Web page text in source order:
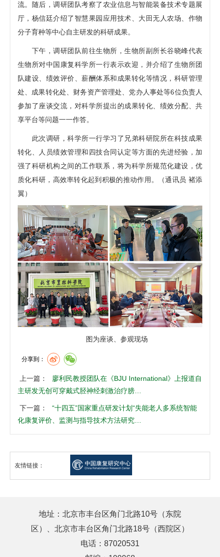
流。随后，调研团队考察了农业信息与智能装备技术专题展
厅，杨信廷介绍了智慧果园应用技术、大田无人农场、作物
分子育种等中心自主研发的科研成果。
下午，调研团队前往生物所，生物所副所长谷晓峰代表
生物所对中国康复科学所一行表示欢迎，并介绍了生物所团
队建设、绩效评价、薪酬体系和成果转化等情况，科研管理
处、成果转化处、财务资产管理处、党办人事处等6位负责人
参加了座谈交流，对科学所提出的成果转化、绩效分配、共
享平台等问题一一作答。
此次调研，科学所一行学习了兄弟科研院所在科技成果
转化、人员绩效管理和四技合同认定等方面的先进经验，加
强了科研机构之间的工作联系，将为科学所规范化建设，优
质化科研，高效率转化起到积极的推动作用。（通讯员 褚添
翼）
图为座谈、参观现场
分享到：
上一篇：
廖利民教授团队在《BJU International》上报道自
主研发无创可穿戴式胫神经刺激治疗膀…
下一篇：
“十四五”国家重点研发计划“失能老人多系统智能
化康复评价、监测与指导技术方法研究…
友情链接：
地址：北京市丰台区角门北路10号（东院
区）、北京市丰台区角门北路18号（西院区）
电话：87020531